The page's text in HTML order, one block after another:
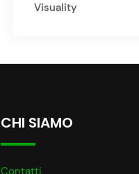
Visuality
CHI SIAMO
Contatti